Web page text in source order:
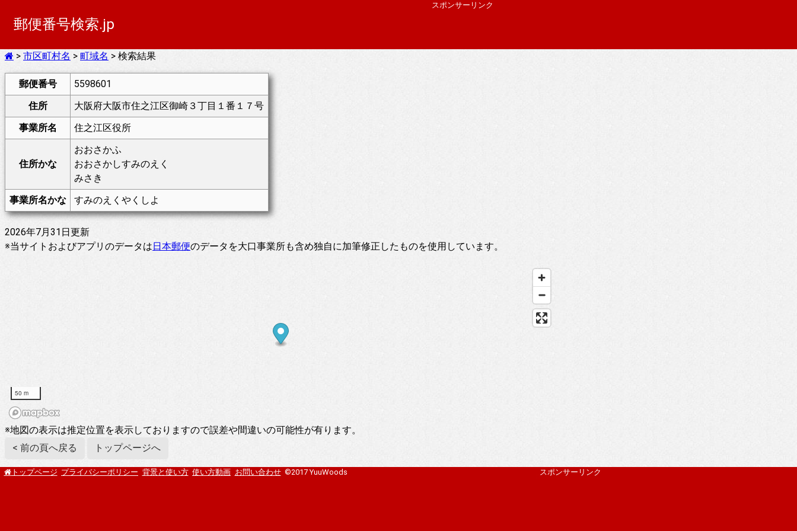
郵便番号検索.jp
スポンサーリンク
> 市区町村名 > 町域名 > 検索結果
郵便番号
5598601
住所
大阪府大阪市住之江区御崎３丁目１番１７号
事業所名
住之江区役所
住所かな
おおさかふ
おおさかしすみのえく
みさき
事業所名かな
すみのえくやくしよ
2026年7月31日更新
※当サイトおよびアプリのデータは日本郵便のデータを大口事業所も含め独自に加筆修正したものを使用しています。
50 m
※地図の表示は推定位置を表示しておりますので誤差や間違いの可能性が有ります。
< 前の頁へ戻る
トップページへ
トップページ プライバシーポリシー 背景と使い方 使い方動画 お問い合わせ ©2017 YuuWoods スポンサーリンク